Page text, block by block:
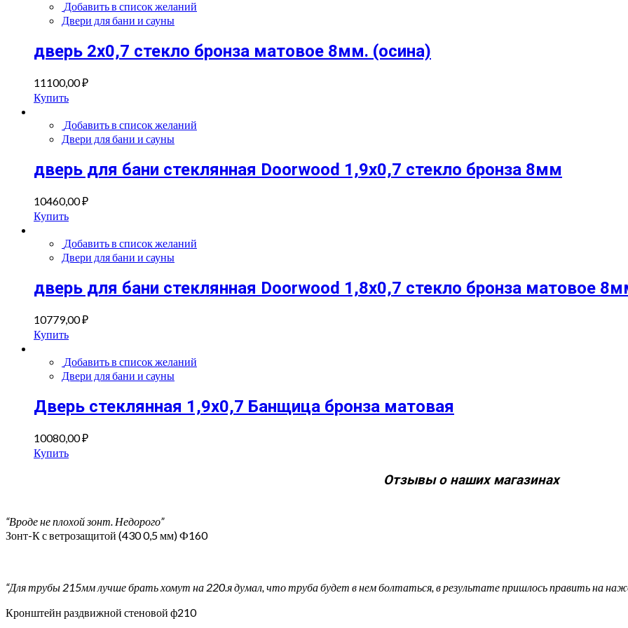
Добавить в список желаний
Двери для бани и сауны
дверь 2х0,7 стекло бронза матовое 8мм. (осина)
11100,00₽
Купить
Добавить в список желаний
Двери для бани и сауны
дверь для бани стеклянная Doorwood 1,9х0,7 стекло бронза 8мм
10460,00₽
Купить
Добавить в список желаний
Двери для бани и сауны
дверь для бани стеклянная Doorwood 1,8х0,7 стекло бронза матовое
10779,00₽
Купить
Добавить в список желаний
Двери для бани и сауны
Дверь стеклянная 1,9х0,7 Банщица бронза матовая
10080,00₽
Купить
Отзывы о наших магазинах
“Вроде не плохой зонт. Недорого”
Зонт-К с ветрозащитой (430 0,5 мм) Ф160
“Для трубы 215мм лучше брать хомут на 220.я думал, что труба будет в нем болтаться, в результате пришлось править на
Кронштейн раздвижной стеновой ф210